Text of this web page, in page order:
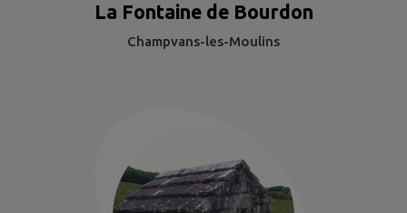
La Fontaine de Bourdon
Champvans-les-Moulins